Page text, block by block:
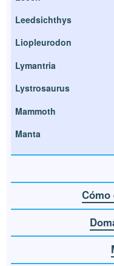
Leedsichthys
Liopleurodon
Lymantria
Lystrosaurus
Mammoth
Manta
Cómo